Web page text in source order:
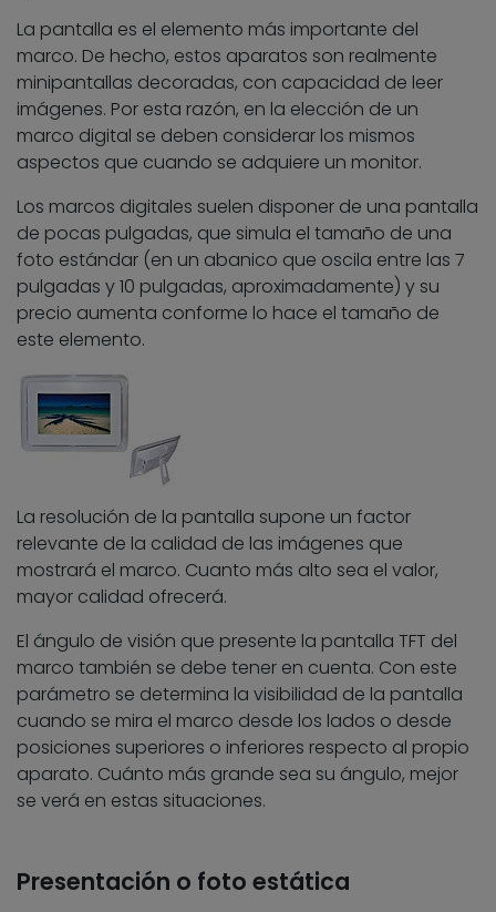
La pantalla es el elemento más importante del
marco. De hecho, estos aparatos son realmente
minipantallas decoradas, con capacidad de leer
imágenes. Por esta razón, en la elección de un
marco digital se deben considerar los mismos
aspectos que cuando se adquiere un monitor.
Los marcos digitales suelen disponer de una pantalla
de pocas pulgadas, que simula el tamaño de una
foto estándar (en un abanico que oscila entre las 7
pulgadas y 10 pulgadas, aproximadamente) y su
precio aumenta conforme lo hace el tamaño de
este elemento.
La resolución de la pantalla supone un factor
relevante de la calidad de las imágenes que
mostrará el marco. Cuanto más alto sea el valor,
mayor calidad ofrecerá.
El ángulo de visión que presente la pantalla TFT del
marco también se debe tener en cuenta. Con este
parámetro se determina la visibilidad de la pantalla
cuando se mira el marco desde los lados o desde
posiciones superiores o inferiores respecto al propio
aparato. Cuánto más grande sea su ángulo, mejor
se verá en estas situaciones.
Presentación o foto estática